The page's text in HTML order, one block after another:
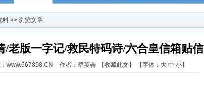
料 >> 浏览文章
/老版一字记/救民特码诗/六合皇信箱贴信
www.667898.CN 作者：群英会 【收藏此文 】 【字体： 大 中 小】